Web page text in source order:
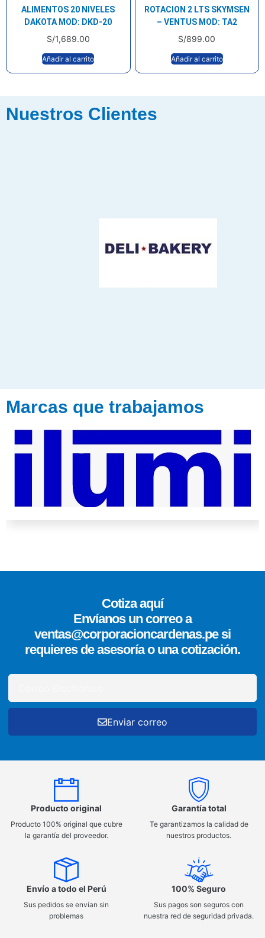
ALIMENTOS 20 NIVELES
DAKOTA MOD: DKD-20
S/1,689.00
Añadir al carrito
ROTACION 2 LTS SKYMSEN
– VENTUS MOD: TA2
S/899.00
Añadir al carrito
Nuestros Clientes
Marcas que trabajamos
Cotiza aquí
Envíanos un correo a
ventas@corporacioncardenas.pe si
requieres de asesoría o una cotización.
Enviar correo
Producto original
Producto 100% original que cubre
la garantía del proveedor.
Garantía total
Te garantizamos la calidad de
nuestros productos.
Envío a todo el Perú
Sus pedidos se envían sin
problemas
100% Seguro
Sus pagos son seguros con
nuestra red de seguridad privada.